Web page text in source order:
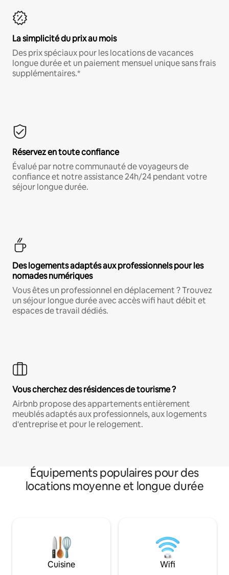
La simplicité du prix au mois
Des prix spéciaux pour les locations de vacances
longue durée et un paiement mensuel unique sans frais
supplémentaires.*
Réservez en toute confiance
Évalué par notre communauté de voyageurs de
confiance et notre assistance 24h/24 pendant votre
séjour longue durée.
Des logements adaptés aux professionnels pour les
nomades numériques
Vous êtes un professionnel en déplacement ? Trouvez
un séjour longue durée avec accès wifi haut débit et
espaces de travail dédiés.
Vous cherchez des résidences de tourisme ?
Airbnb propose des appartements entièrement
meublés adaptés aux professionnels, aux logements
d'entreprise et pour le relogement.
Équipements populaires pour des
locations moyenne et longue durée
Cuisine Wifi